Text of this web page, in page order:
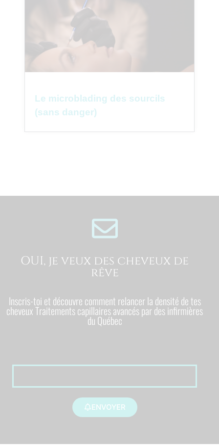
Le microblading des sourcils
(sans danger)
OUI, je veux des cheveux de
rêve
Inscris-toi et découvre comment relancer la densité de tes
cheveux Traitements capillaires avancés par des infirmières
du Québec
ENVOYER